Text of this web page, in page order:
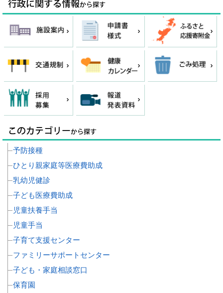
予防接種
ひとり親家庭等医療費助成
乳幼児健診
子ども医療費助成
児童扶養手当
児童手当
子育て支援センター
ファミリーサポートセンター
子ども・家庭相談窓口
保育園